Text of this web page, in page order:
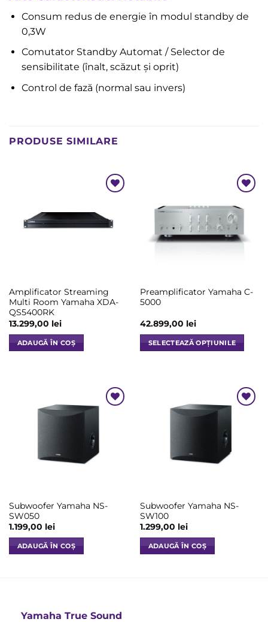
Consum redus de energie în modul standby de
0,3W
Comutator Standby Automat / Selector de
sensibilitate (înalt, scăzut și oprit)
Control de fază (normal sau invers)
PRODUSE SIMILARE
Amplificator Streaming
Multi Room Yamaha XDA-
QS5400RK
13.299,00 lei
ADAUGĂ ÎN COȘ
Wishlist
Preamplificator Yamaha C-
5000
42.899,00 lei
SELECTEAZĂ OPȚIUNILE
produsului.
Subwoofer Yamaha NS-
SW050
1.199,00 lei
ADAUGĂ ÎN COȘ
Subwoofer Yamaha NS-
SW100
1.299,00 lei
ADAUGĂ ÎN COȘ
Yamaha True Sound